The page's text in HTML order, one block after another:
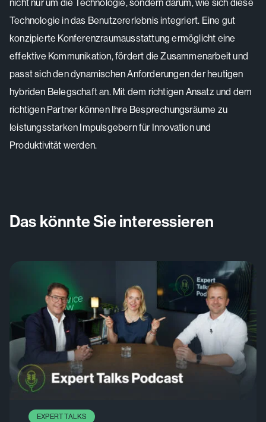
nicht nur um die Technologie, sondern darum, wie sich diese
Technologie in das Benutzererlebnis integriert. Eine gut
konzipierte Konferenzraumausstattung ermöglicht eine
effektive Kommunikation, fördert die Zusammenarbeit und
passt sich den dynamischen Anforderungen der heutigen
hybriden Belegschaft an. Mit dem richtigen Ansatz und dem
richtigen Partner können Ihre Besprechungsräume zu
leistungsstarken Impulsgebern für Innovation und
Produktivität werden.
Das könnte Sie interessieren
EXPERT TALKS